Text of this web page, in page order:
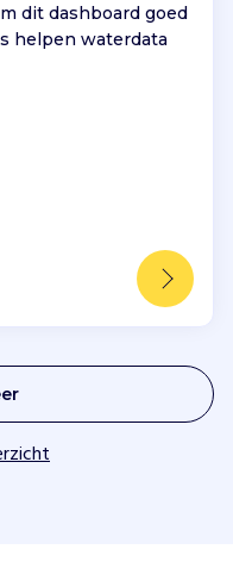
dit dashboard goed
helpen waterdata